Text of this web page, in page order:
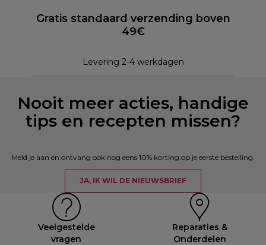
Gratis standaard verzending boven
49€
Levering 2-4 werkdagen
Nooit meer acties, handige
tips en recepten missen?
Meld je aan en ontvang ook nog eens 10% korting op je eerste bestelling.
JA, IK WIL DE NIEUWSBRIEF
Veelgestelde
vragen
Reparaties &
Onderdelen